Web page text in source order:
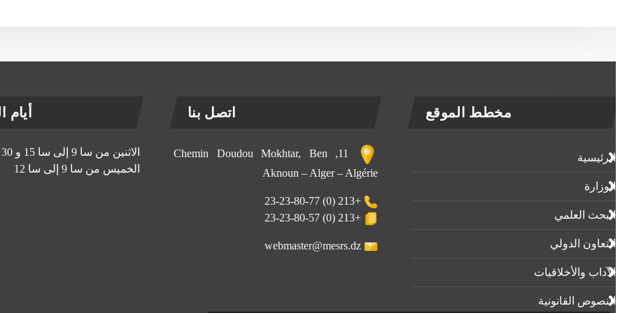
مخطط الموقع
الرئيسية
الوزارة
البحث العلمي
التعاون الدولي
الآداب واﻷخلاقيات
النصوص القانونية
اتصل بنا
11, Chemin Doudou Mokhtar, Ben
Aknoun – Alger – Algérie
+213 (0) 23-23-80-77
+213 (0) 23-23-80-57
webmaster@mesrs.dz
أيام
الاثنين من سا 9 إلى سا 15 و 30 د
الخميس من سا 9 إلى سا 12